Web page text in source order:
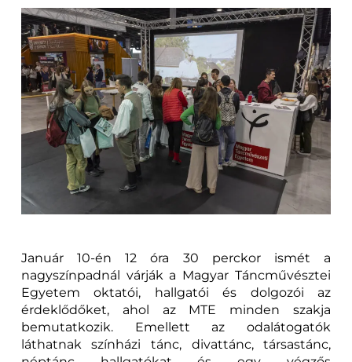
Január 10-én 12 óra 30 perckor ismét a
nagyszínpadnál várják a Magyar Táncművésztei
Egyetem oktatói, hallgatói és dolgozói az
érdeklődőket, ahol az MTE minden szakja
bemutatkozik. Emellett az odalátogatók
láthatnak színházi tánc, divattánc, társastánc,